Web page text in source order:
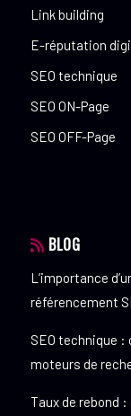
Link building
E-réputation
SEO technique
SEO ON-Page
SEO OFF-Page
BLOG
L’importance
référencement
SEO technique
moteurs de
Taux de rebond